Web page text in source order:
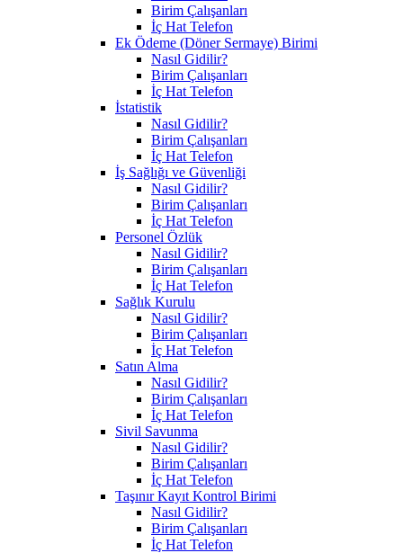
Birim Çalışanları
İç Hat Telefon
Ek Ödeme (Döner Sermaye) Birimi
Nasıl Gidilir?
Birim Çalışanları
İç Hat Telefon
İstatistik
Nasıl Gidilir?
Birim Çalışanları
İç Hat Telefon
İş Sağlığı ve Güvenliği
Nasıl Gidilir?
Birim Çalışanları
İç Hat Telefon
Personel Özlük
Nasıl Gidilir?
Birim Çalışanları
İç Hat Telefon
Sağlık Kurulu
Nasıl Gidilir?
Birim Çalışanları
İç Hat Telefon
Satın Alma
Nasıl Gidilir?
Birim Çalışanları
İç Hat Telefon
Sivil Savunma
Nasıl Gidilir?
Birim Çalışanları
İç Hat Telefon
Taşınır Kayıt Kontrol Birimi
Nasıl Gidilir?
Birim Çalışanları
İç Hat Telefon